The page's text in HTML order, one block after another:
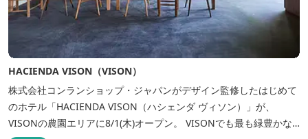
HACIENDA VISON（VISON）
株式会社コンランショップ・ジャパンがデザイン監修したはじめて
のホテル「HACIENDA VISON（ハシェンダ ヴィソン）」が、
VISONの農園エリアに8/1(木)オープン。 VISONでも最も緑豊かな